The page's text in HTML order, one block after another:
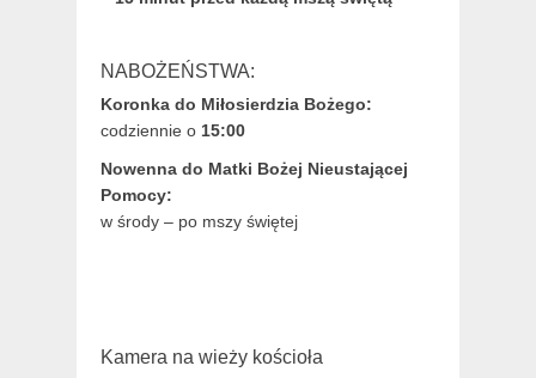
NABOŻEŃSTWA:
Koronka do Miłosierdzia Bożego:
codziennie o 15:00
Nowenna do Matki Bożej Nieustającej
Pomocy:
w środy – po mszy świętej
Kamera na wieży kościoła